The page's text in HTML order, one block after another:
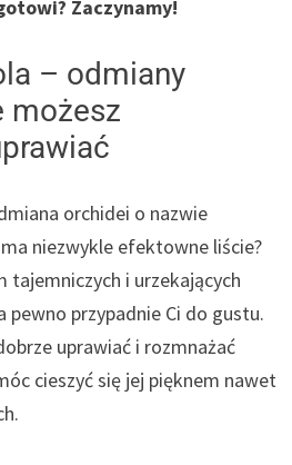
Zaczynamy!
– odmiany
możesz
orchidei o nazwie
niezwykle efektowne liście?
tajemniczych i urzekających
przypadnie Ci do gustu.
uprawiać i rozmnażać
cieszyć się jej pięknem nawet